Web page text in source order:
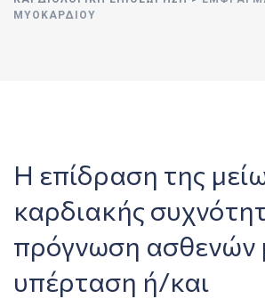
ΜΥΟΚΑΡΔΊΟΥ
Η επίδραση της
καρδιακής
πρόγνωση ασθενών
υπέρταση ή/και